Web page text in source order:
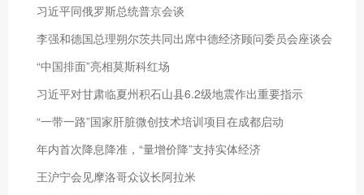
习近平同俄罗斯总统普京会谈
李强和德国总理朔尔茨共同出席中德经济顾问委员会座谈会
“中国排面”亮相莫斯科红场
习近平对甘肃临夏州积石山县6.2级地震作出重要指示
“一带一路”国家肝脏微创技术培训项目在成都启动
年内首次降息降准，“量增价降”支持实体经济
王沪宁会见摩洛哥众议长阿拉米